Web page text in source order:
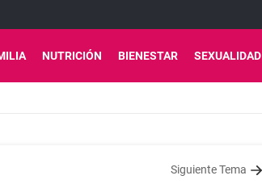
NUTRICIÓN BIENESTAR SEXUALIDAD
Siguiente Tema